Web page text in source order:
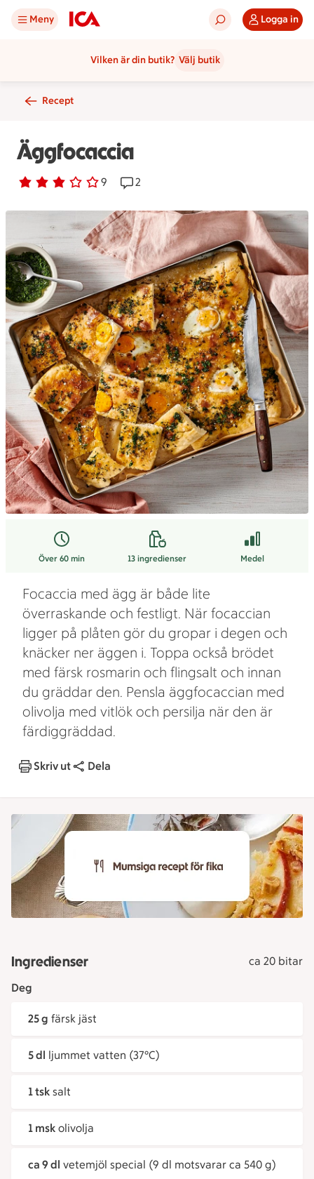
Meny Logga in
Vilken är din butik? Välj butik
Recept
Äggfocaccia
Betyg 3 av 5. 9
9 personer har röstatReceptet har 2 kommentarer
2
Över 60 min 13 ingredienser Medel
Focaccia med ägg är både lite
överraskande och festligt. När focaccian
ligger på plåten gör du gropar i degen och
knäcker ner äggen i. Toppa också brödet
med färsk rosmarin och flingsalt och innan
du gräddar den. Pensla äggfocaccian med
olivolja med vitlök och persilja när den är
färdiggräddad.
Skriv ut Dela
Ingredienser
ca 20 bitar
Deg
25 g färsk jäst
5 dl ljummet vatten (37°C)
1 tsk salt
1 msk olivolja
ca 9 dl vetemjöl special (9 dl motsvarar ca 540 g)